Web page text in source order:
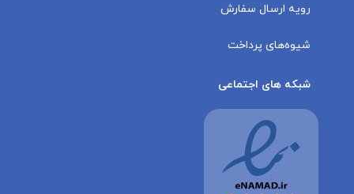
رویه ارسال سفارش
شیوه‌های پرداخت
شبکه های اجتماعی